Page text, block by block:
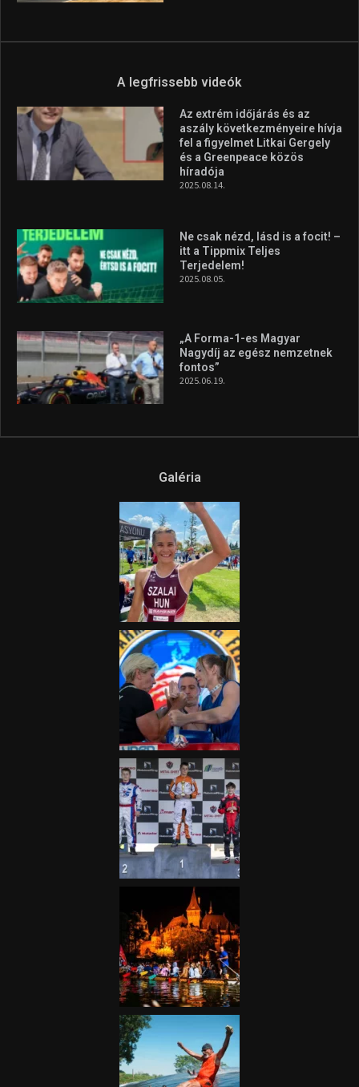
A legfrissebb videók
Az extrém időjárás és az
aszály következményeire hívja
fel a figyelmet Litkai Gergely
és a Greenpeace közös
híradója
2025.08.14.
Ne csak nézd, lásd is a focit! –
itt a Tippmix Teljes
Terjedelem!
2025.08.05.
„A Forma-1-es Magyar
Nagydíj az egész nemzetnek
fontos”
2025.06.19.
Galéria